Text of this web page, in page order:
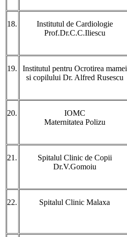
18.
Institutul de Cardiologie
Prof.Dr.C.C.Iliescu
19.
Institutul pentru Ocrotirea mamei
si copilului Dr. Alfred Rusescu
20.
IOMC
Maternitatea Polizu
21.
Spitalul Clinic de Copii
Dr.V.Gomoiu
22. Spitalul Clinic Malaxa